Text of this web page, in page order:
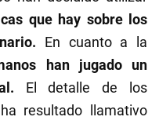
que hay sobre los
En cuanto a la
han jugado un
El detalle de los
resultado llamativo